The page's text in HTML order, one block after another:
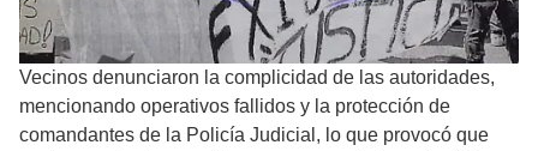
Vecinos denunciaron la complicidad de las autoridades,
mencionando operativos fallidos y la protección de
comandantes de la Policía Judicial, lo que provocó que